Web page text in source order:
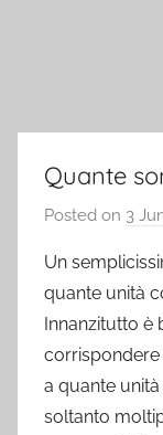
Quante
Posted on 3
Un
quante unità
Innanzitutto è
corrispondere
a quante
soltanto